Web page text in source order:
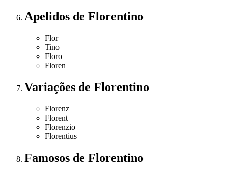
Apelidos de Florentino
Flor
Tino
Floro
Floren
Variações de Florentino
Florenz
Florent
Florenzio
Florentius
Famosos de Florentino